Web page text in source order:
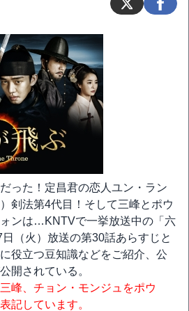
った！定昌君の恋人ユン・ラン
剣法第4代目！そして三峰とポウ
ンは…KNTVで一挙放送中の「六
（火）放送の第30話あらすじと
役立つ豆知識などをご紹介、公
開されている。
峰、チョン・モンジュをポウ
記しています。